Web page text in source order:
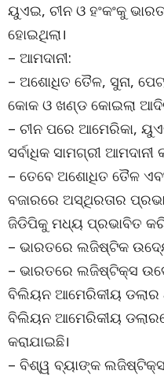
ୟୁଏଇ, ଚୀନ ଓ ହଂକଂକୁ
ହୋଇଥିଲା।
– ଆମଦାନୀ:
– ଅଶୋଧିତ ତୈଳ, ସୁନା,
କୋକ ଓ ଖଣ୍ଡ କୋଇଲା ଆଦିର
– ଚୀନ ପରେ ଆମେରିକା,
ସର୍ବାଧିକ ସାମଗ୍ରୀ ଆମଦାନୀ
– ତେବେ ଅଶୋଧିତ ତୈଳ
ବଜାରରେ ଅସ୍ଥିରତାର
ଜିଡିପିକୁ ମଧ୍ୟ ପ୍ରଭାବିତ
– ଭାରତରେ ଲଜିଷ୍ଟିକ
– ଭାରତରେ ଲଜିଷ୍ଟିକ୍ସ
ବିଲିୟନ ଆମେରିକୀୟ ଡଲାର
ବିଲିୟନ ଆମେରିକୀୟ
କରାଯାଇଛି।
– ବିଶ୍ୱ ବ୍ୟାଙ୍କ ଲଜିଷ୍ଟିକ୍ସ